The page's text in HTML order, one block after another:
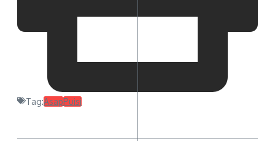
Tag:AsapPuisi